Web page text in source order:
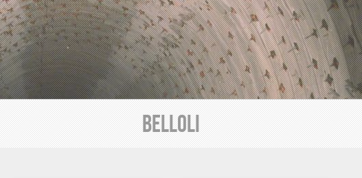
Belloli